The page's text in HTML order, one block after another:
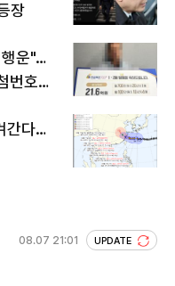
장
행운"…
번호조
간다…
08.07 21:01 UPDATE